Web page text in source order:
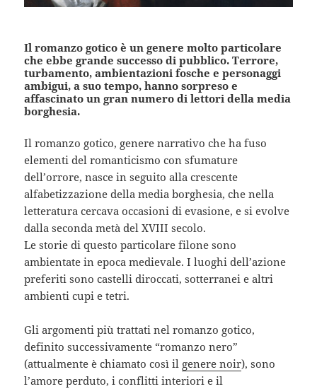
Il romanzo gotico è un genere molto particolare
che ebbe grande successo di pubblico. Terrore,
turbamento, ambientazioni fosche e personaggi
ambigui, a suo tempo, hanno sorpreso e
affascinato un gran numero di lettori della media
borghesia.
Il romanzo gotico, genere narrativo che ha fuso
elementi del romanticismo con sfumature
dell’orrore, nasce in seguito alla crescente
alfabetizzazione della media borghesia, che nella
letteratura cercava occasioni di evasione, e si evolve
dalla seconda metà del XVIII secolo.
Le storie di questo particolare filone sono
ambientate in epoca medievale. I luoghi dell’azione
preferiti sono castelli diroccati, sotterranei e altri
ambienti cupi e tetri.
Gli argomenti più trattati nel romanzo gotico,
definito successivamente “romanzo nero”
(attualmente è chiamato così il genere noir), sono
l’amore perduto, i conflitti interiori e il